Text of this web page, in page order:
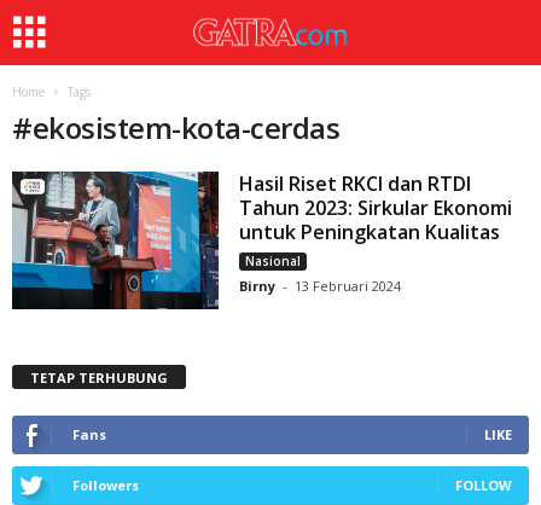
Home Tags
#ekosistem-kota-cerdas
Hasil Riset RKCI dan RTDI
Tahun 2023: Sirkular Ekonomi
untuk Peningkatan Kualitas
Nasional
Birny - 13 Februari 2024
TETAP TERHUBUNG
Fans LIKE
Followers FOLLOW